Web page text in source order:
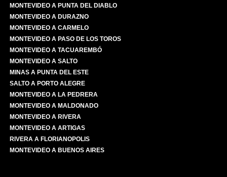
MONTEVIDEO A PUNTA DEL DIABLO
MONTEVIDEO A DURAZNO
MONTEVIDEO A CARMELO
MONTEVIDEO A PASO DE LOS TOROS
MONTEVIDEO A TACUAREMBÓ
MONTEVIDEO A SALTO
MINAS A PUNTA DEL ESTE
SALTO A PORTO ALEGRE
MONTEVIDEO A LA PEDRERA
MONTEVIDEO A MALDONADO
MONTEVIDEO A RIVERA
MONTEVIDEO A ARTIGAS
RIVERA A FLORIANOPOLIS
MONTEVIDEO A BUENOS AIRES